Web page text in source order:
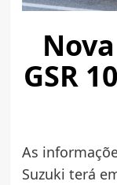
GSR
As
Suzuki terá